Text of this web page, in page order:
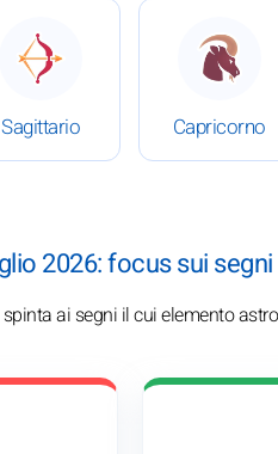
del 4 luglio 2026
Sagittario
: Oroscopo completo del 4
Capricorno
:
2026: focus sui segni
ai segni il cui elemento